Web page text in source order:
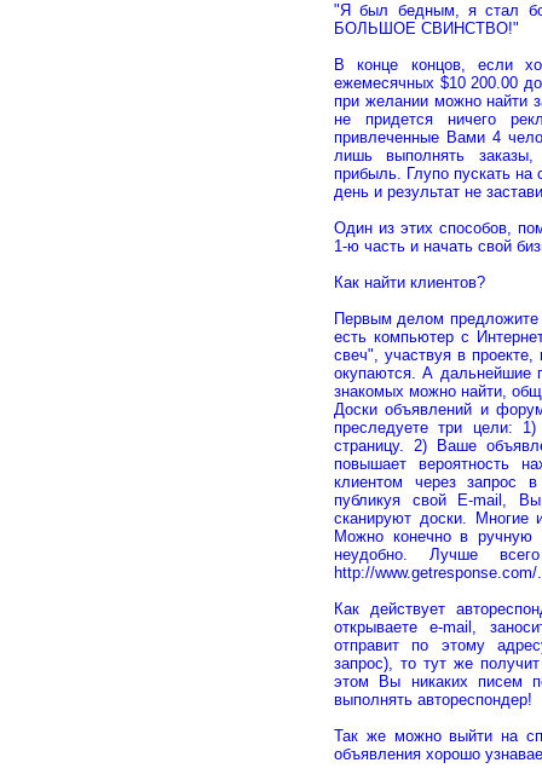
"Я был бедным, я стал
БОЛЬШОЕ СВИНСТВО!"
В конце концов, если
ежемесячных $10 200.00
при желании можно найти
не придется ничего
привлеченные Вами 4
лишь выполнять
прибыль. Глупо пускать на
день и результат не
Один из этих способов,
1-ю часть и начать свой
Как найти клиентов?
Первым делом предложите
есть компьютер с
свеч", участвуя в
окупаются. А дальнейшие
знакомых можно найти,
Доски объявлений и
преследуете три цели:
страницу. 2) Ваше
повышает вероятность
клиентом через запрос
публикуя свой Е-mail, Вы
сканируют доски. Многие
Можно конечно в ручную
неудобно. Лучше всего
http://
Как действует
открываете e-mail,
отправит по этому
запрос), то тут же
этом Вы никаких писем
выполнять автореспондер!
Так же можно выйти на
объявления хорошо